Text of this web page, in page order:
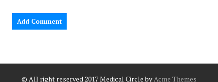
© All right reserved 2017Medical Circle by Acme Themes